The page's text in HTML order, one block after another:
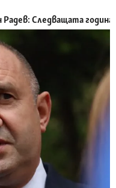
Радев: Следващата